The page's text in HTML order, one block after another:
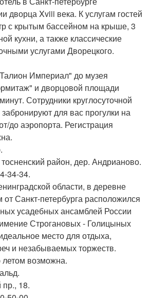
дворца Xviii века. К услугам гостей
с крытым бассейном на крыше, 3
кухни, а также классические
услугами Дворецкого.
Империал" до музея
и дворцовой площади
Сотрудники круглосуточной
для вас прогулки на
до аэропорта. Регистрация
район, дер. Андрианово.
34-34.
области, в деревне
Санкт-петербурга расположился
усадебных ансамблей России
Строгановых - Голицыных
место для отдыха,
и незабываемых торжеств.
летом возможна.
пр., 18.